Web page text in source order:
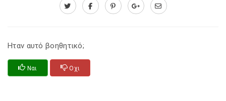
Ηταν αυτό βοηθητικό;
Ναι Οχι